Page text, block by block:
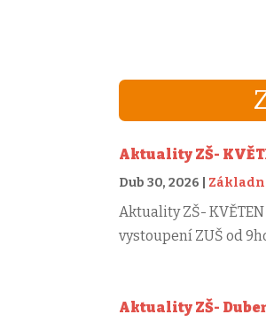
Aktuality ZŠ-
Dub 30, 2026
Aktuality ZŠ-
vystoupení ZUŠ od
Aktuality ZŠ-